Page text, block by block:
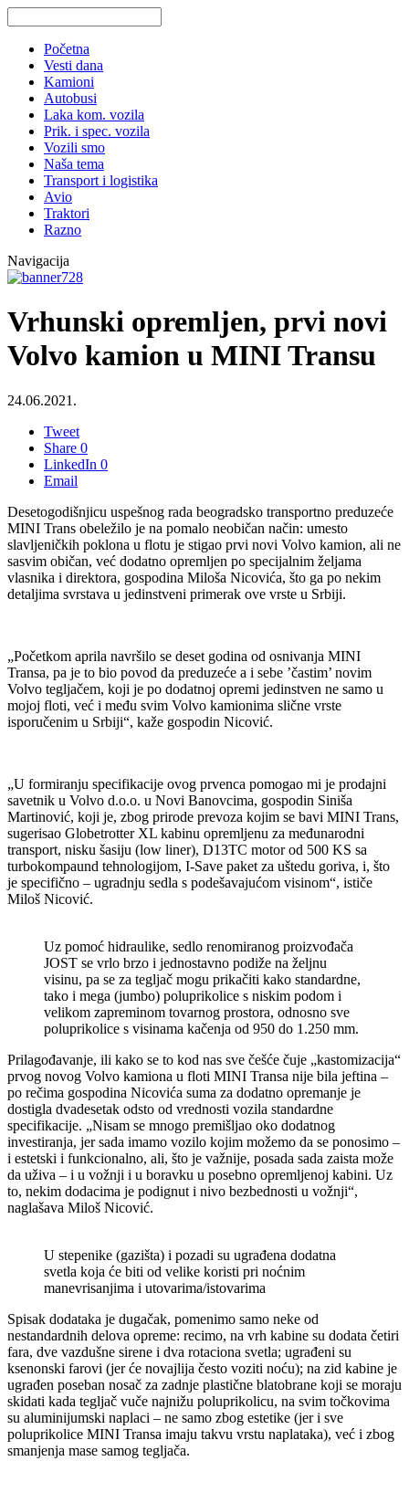
Početna
Vesti dana
Kamioni
Autobusi
Laka kom. vozila
Prik. i spec. vozila
Vozili smo
Naša tema
Transport i logistika
Avio
Traktori
Razno
Navigacija
Vrhunski opremljen, prvi novi
Volvo kamion u MINI Transu
24.06.2021.
Tweet
Share 0
LinkedIn 0
Email
Desetogodišnjicu uspešnog rada beogradsko transportno preduzeće
MINI Trans obeležilo je na pomalo neobičan način: umesto
slavljeničkih poklona u flotu je stigao prvi novi Volvo kamion, ali ne
sasvim običan, već dodatno opremljen po specijalnim željama
vlasnika i direktora, gospodina Miloša Nicovića, što ga po nekim
detaljima svrstava u jedinstveni primerak ove vrste u Srbiji.
„Početkom aprila navršilo se deset godina od osnivanja MINI
Transa, pa je to bio povod da preduzeće a i sebe ’častim’ novim
Volvo tegljačem, koji je po dodatnoj opremi jedinstven ne samo u
mojoj floti, već i među svim Volvo kamionima slične vrste
isporučenim u Srbiji“, kaže gospodin Nicović.
„U formiranju specifikacije ovog prvenca pomogao mi je prodajni
savetnik u Volvo d.o.o. u Novi Banovcima, gospodin Siniša
Martinović, koji je, zbog prirode prevoza kojim se bavi MINI Trans,
sugerisao Globetrotter XL kabinu opremljenu za međunarodni
transport, nisku šasiju (low liner), D13TC motor od 500 KS sa
turbokompaund tehnologijom, I-Save paket za uštedu goriva, i, što
je specifično – ugradnju sedla s podešavajućom visinom“, ističe
Miloš Nicović.
Uz pomoć hidraulike, sedlo renomiranog proizvođača
JOST se vrlo brzo i jednostavno podiže na željnu
visinu, pa se za tegljač mogu prikačiti kako standardne,
tako i mega (jumbo) poluprikolice s niskim podom i
velikom zapreminom tovarnog prostora, odnosno sve
poluprikolice s visinama kačenja od 950 do 1.250 mm.
Prilagođavanje, ili kako se to kod nas sve češće čuje „kastomizacija“
prvog novog Volvo kamiona u floti MINI Transa nije bila jeftina –
po rečima gospodina Nicovića suma za dodatno opremanje je
dostigla dvadesetak odsto od vrednosti vozila standardne
specifikacije. „Nisam se mnogo premišljao oko dodatnog
investiranja, jer sada imamo vozilo kojim možemo da se ponosimo –
i estetski i funkcionalno, ali, što je važnije, posada sada zaista može
da uživa – i u vožnji i u boravku u posebno opremljenoj kabini. Uz
to, nekim dodacima je podignut i nivo bezbednosti u vožnji“,
naglašava Miloš Nicović.
U stepenike (gazišta) i pozadi su ugrađena dodatna
svetla koja će biti od velike koristi pri noćnim
manevrisanjima i utovarima/istovarima
Spisak dodataka je dugačak, pomenimo samo neke od
nestandardnih delova opreme: recimo, na vrh kabine su dodata četiri
fara, dve vazdušne sirene i dva rotaciona svetla; ugrađeni su
ksenonski farovi (jer će novajlija često voziti noću); na zid kabine je
ugrađen poseban nosač za zadnje plastične blatobrane koji se moraju
skidati kada tegljač vuče najnižu poluprikolicu, na svim točkovima
su aluminijumski naplaci – ne samo zbog estetike (jer i sve
poluprikolice MINI Transa imaju takvu vrstu naplataka), već i zbog
smanjenja mase samog tegljača.